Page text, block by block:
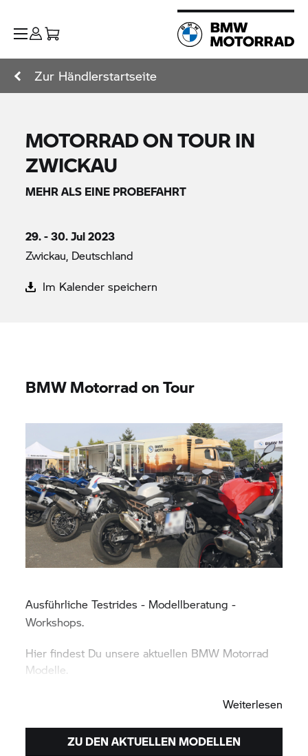
Zur Händlerstartseite
MOTORRAD ON TOUR IN
ZWICKAU
MEHR ALS EINE PROBEFAHRT
29. - 30. Jul 2023
Zwickau, Deutschland
Im Kalender speichern
BMW Motorradon Tour
Ausführliche Testrides - Modellberatung -
Workshops.
Hier findest Du unsere aktuellen BMW Motorrad
Modelle.
Weiterlesen
ZU DEN AKTUELLEN MODELLEN